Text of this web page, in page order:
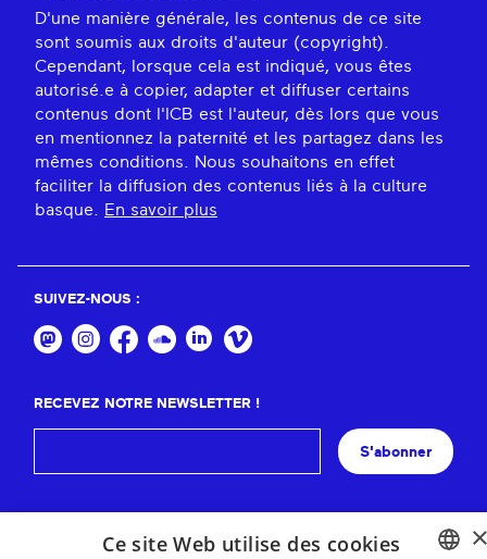
D'une manière générale, les contenus de ce site
sont soumis aux droits d'auteur (copyright).
Cependant, lorsque cela est indiqué, vous êtes
autorisé.e à copier, adapter et diffuser certains
contenus dont l'ICB est l'auteur, dès lors que vous
en mentionnez la paternité et les partagez dans les
mêmes conditions. Nous souhaitons en effet
faciliter la diffusion des contenus liés à la culture
basque. En savoir plus
SUIVEZ-NOUS :
RECEVEZ NOTRE NEWSLETTER !
S'abonner
Ce site Web utilise des cookies